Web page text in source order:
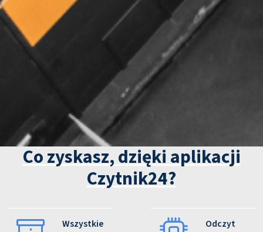
Co zyskasz, dzięki aplikacji
Czytnik24?
Wszystkie
Odczyt